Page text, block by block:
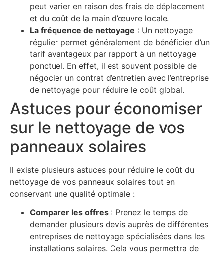
peut varier en raison des frais de déplacement
et du coût de la main d’œuvre locale.
La fréquence de nettoyage : Un nettoyage
régulier permet généralement de bénéficier d’un
tarif avantageux par rapport à un nettoyage
ponctuel. En effet, il est souvent possible de
négocier un contrat d’entretien avec l’entreprise
de nettoyage pour réduire le coût global.
Astuces pour économiser
sur le nettoyage de vos
panneaux solaires
Il existe plusieurs astuces pour réduire le coût du
nettoyage de vos panneaux solaires tout en
conservant une qualité optimale :
Comparer les offres : Prenez le temps de
demander plusieurs devis auprès de différentes
entreprises de nettoyage spécialisées dans les
installations solaires. Cela vous permettra de